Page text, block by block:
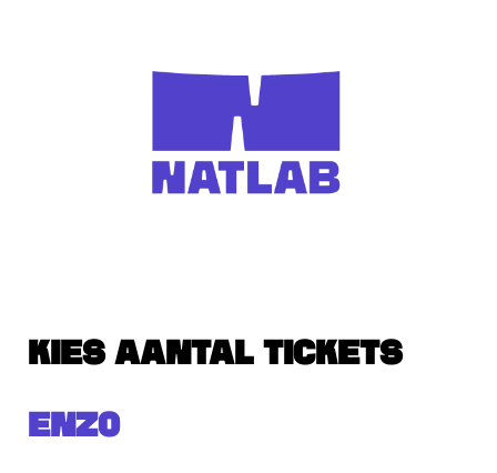
KIES AANTAL TICKETS
ENZO